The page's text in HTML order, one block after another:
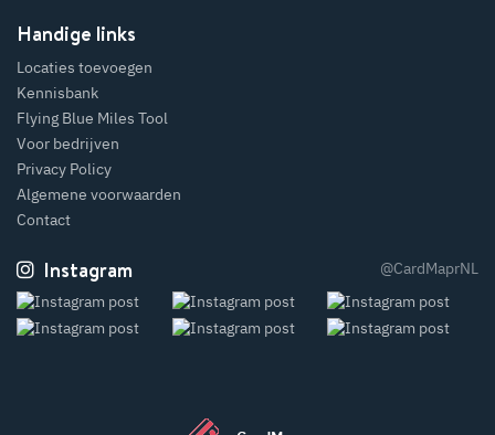
Handige links
Locaties toevoegen
Kennisbank
Flying Blue Miles Tool
Voor bedrijven
Privacy Policy
Algemene voorwaarden
Contact
Instagram @CardMaprNL